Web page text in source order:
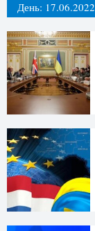
День: 17.06.2022